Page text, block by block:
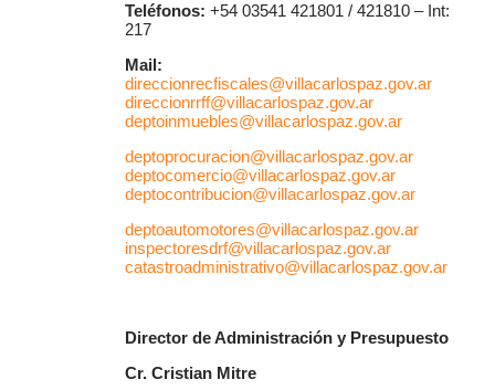
Teléfonos:+54 03541 421801 / 421810 – Int:
217
Mail:
direccionrecfiscales@villacarlospaz.gov.ar
direccionrrff@villacarlospaz.gov.ar
deptoinmuebles@villacarlospaz.gov.ar
deptoprocuracion@villacarlospaz.gov.ar
deptocomercio@villacarlospaz.gov.ar
deptocontribucion@villacarlospaz.gov.ar
deptoautomotores@villacarlospaz.gov.ar
inspectoresdrf@villacarlospaz.gov.ar
catastroadministrativo@villacarlospaz.gov.ar
Director de Administración y Presupuesto
Cr. Cristian Mitre